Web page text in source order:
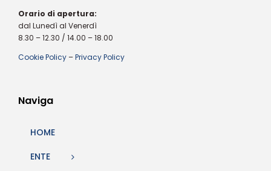
Orario di apertura:
dal Lunedì al Venerdì
8.30 – 12.30 / 14.00 – 18.00
Cookie Policy –Privacy Policy
Naviga
HOME
ENTE